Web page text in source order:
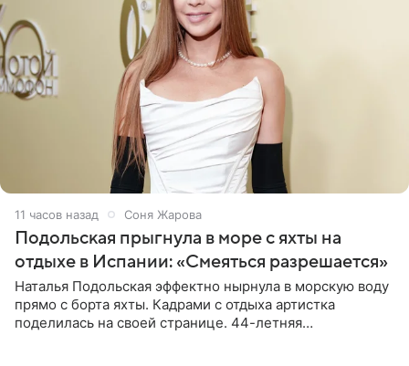
11 часов назад Соня Жарова
Подольская прыгнула в море с яхты на
отдыхе в Испании: «Смеяться разрешается»
Наталья Подольская эффектно нырнула в морскую воду
прямо с борта яхты. Кадрами с отдыха артистка
поделилась на своей странице. 44-летняя